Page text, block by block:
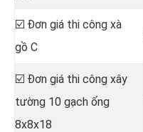
☑️ Đơn giá thi công xà
gồ C
☑️ Đơn giá thi công xây
tường 10 gạch ống
8x8x18